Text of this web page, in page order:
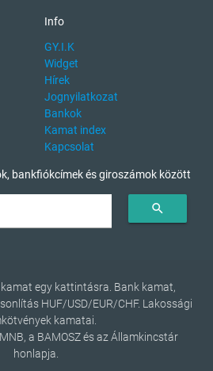
Info
GY.I.K
Widget
Hírek
Jognyilatkozat
Bankok
Kamat index
Kapcsolat
bankfiókcímek és giroszámok között
search
egy kattintásra. Bank kamat,
HUF/USD/EUR/CHF. Lakossági
kamatai.
a BAMOSZ és az Államkincstár
honlapja.